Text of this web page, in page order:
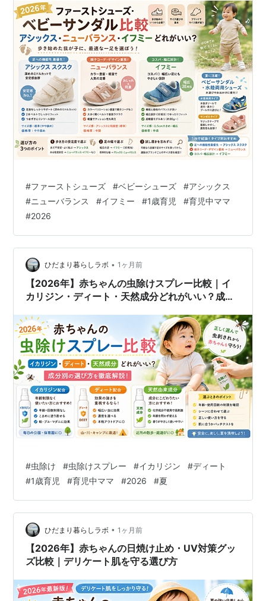
#ファーストシューズ #ベビーシューズ #アシックス
#ニューバランス #イフミー #1歳育児 #育児中ママ
#2026
ひだまり暮らしラボ • 1ヶ月前
【2026年】赤ちゃんの虫除けスプレー比較｜イ
カリジン・ディート・天然成分どれがいい？成分
#虫除け #虫除けスプレー #イカリジン #ディート
#1歳育児 #育児中ママ #2026 #夏
ひだまり暮らしラボ • 1ヶ月前
【2026年】赤ちゃんの日焼け止め・UV対策グッ
ズ比較｜デリケート肌を守る選び方